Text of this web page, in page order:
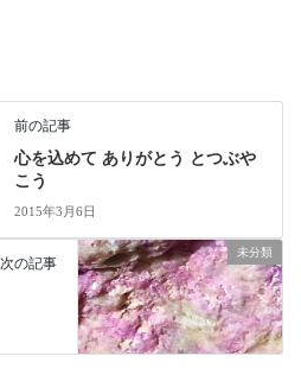
前の記事
心を込めて ありがとう とつぶや
こう
2015年3月6日
未分類
次の記事